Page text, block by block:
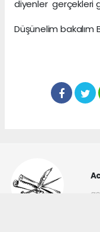
diyenler gerçekleri
Düşünelim bakalım